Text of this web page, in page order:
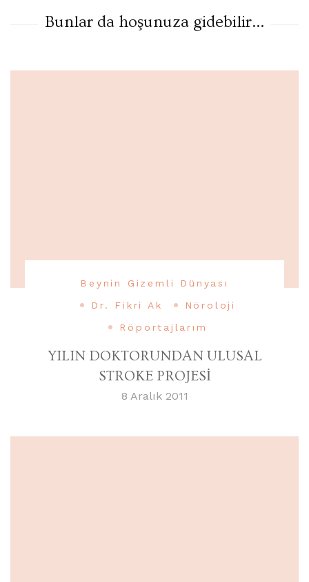
Bunlar da hoşunuza gidebilir...
Beynin Gizemli Dünyası
Dr. Fikri Ak
Nöroloji
Röportajlarım
YILIN DOKTORUNDAN ULUSAL
STROKE PROJESİ
8 Aralık 2011